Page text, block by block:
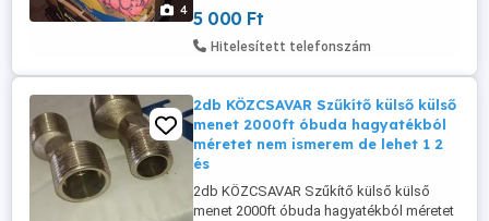
4 5 000 Ft
Hitelesített telefonszám
2db KÖZCSAVAR Szűkítő külső külső
menet 2000ft óbuda hagyatékból
méretet nem ismerem de lehet 1 2
és
2db KÖZCSAVAR Szűkítő külső külső
menet 2000ft óbuda hagyatékból méretet